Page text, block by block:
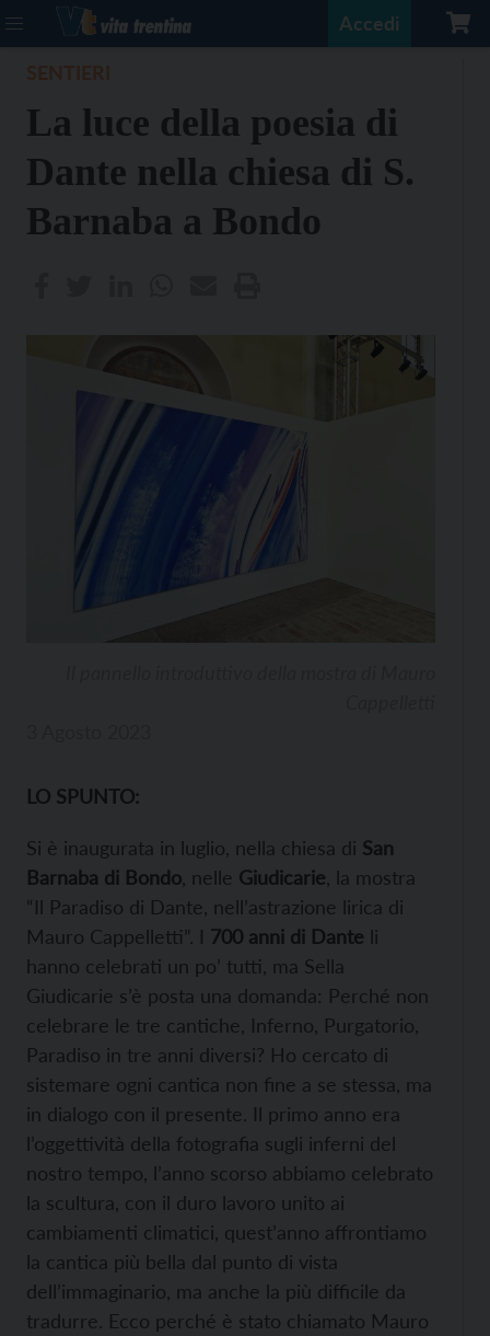
Accedi
La luce della poesia di
Dante nella chiesa di S.
Barnaba a Bondo
LO SPUNTO:
Si è inaugurata in luglio, nella chiesa di San
Barnaba di Bondo , nelle Giudicarie , la mostra
“Il Paradiso di Dante, nell’astrazione lirica di
Mauro Cappelletti”. I 700 anni di Dante li
hanno celebrati un po’ tutti, ma Sella
Giudicarie s’è posta una domanda: Perché non
celebrare le tre cantiche, Inferno, Purgatorio,
Paradiso in tre anni diversi? Ho cercato di
sistemare ogni cantica non fine a se stessa, ma
in dialogo con il presente. Il primo anno era
l’oggettività della fotografia sugli inferni del
nostro tempo, l’anno scorso abbiamo celebrato
la scultura, con il duro lavoro unito ai
cambiamenti climatici, quest’anno affrontiamo
la cantica più bella dal punto di vista
dell’immaginario, ma anche la più difficile da
tradurre. Ecco perché è stato chiamato Mauro